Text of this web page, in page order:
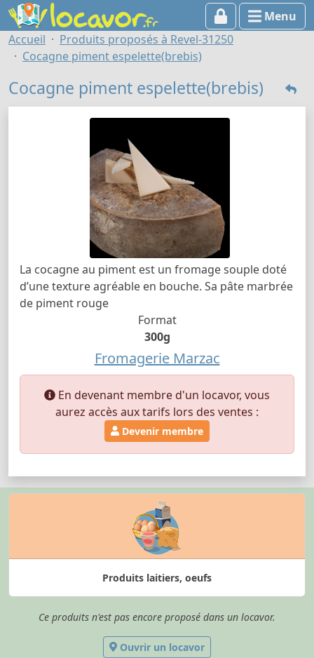
Menu
Accueil
Produits proposés à Revel-31250
Cocagne piment espelette(brebis)
Cocagne piment espelette(brebis)
La cocagne au piment est un fromage souple doté
d’une texture agréable en bouche. Sa pâte marbrée
de piment rouge
Format
300g
Fromagerie Marzac
En devenant membre d'un locavor, vous
aurez accès aux tarifs lors des ventes :
Devenir membre
Produits laitiers, oeufs
Ce produits n'est pas encore proposé dans un locavor.
Ouvrir un locavor